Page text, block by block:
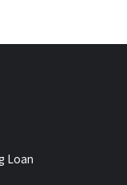
Loan